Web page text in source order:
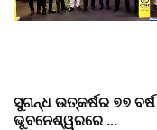
ସୁଗନ୍ଧ ଉତ୍କର୍ଷର ୭୭
ଭୁବନେଶ୍ୱରରେ ...